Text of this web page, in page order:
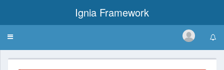
Ignia Framework
Toggle